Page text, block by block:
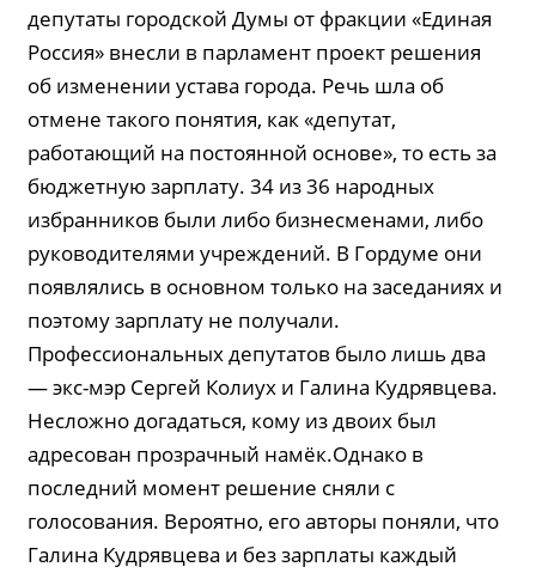
депутаты городской Думы от фракции «Единая
Россия» внесли в парламент проект решения
об изменении устава города. Речь шла об
отмене такого понятия, как «депутат,
работающий на постоянной основе», то есть за
бюджетную зарплату. 34 из 36 народных
избранников были либо бизнесменами, либо
руководителями учреждений. В Гордуме они
появлялись в основном только на заседаниях и
поэтому зарплату не получали.
Профессиональных депутатов было лишь два
— экс-мэр Сергей Колиух и Галина Кудрявцева.
Несложно догадаться, кому из двоих был
адресован прозрачный намёк.Однако в
последний момент решение сняли с
голосования. Вероятно, его авторы поняли, что
Галина Кудрявцева и без зарплаты каждый